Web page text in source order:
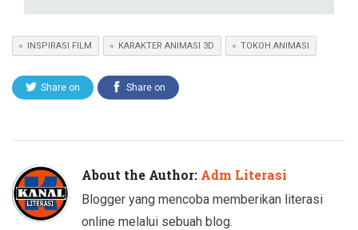
INSPIRASI FILM KARAKTER ANIMASI 3D TOKOH ANIMASI
Share on Share on
About the Author: Adm Literasi
Blogger yang mencoba memberikan literasi
online melalui sebuah blog.